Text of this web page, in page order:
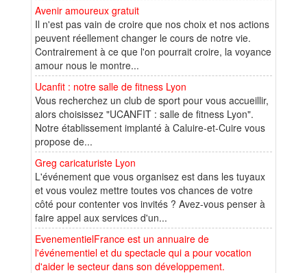
Avenir amoureux gratuit
Il n'est pas vain de croire que nos choix et nos actions
peuvent réellement changer le cours de notre vie.
Contrairement à ce que l'on pourrait croire, la voyance
amour nous le montre...
Ucanfit : notre salle de fitness Lyon
Vous recherchez un club de sport pour vous accueillir,
alors choisissez "UCANFIT : salle de fitness Lyon".
Notre établissement implanté à Caluire-et-Cuire vous
propose de...
Greg caricaturiste Lyon
L'événement que vous organisez est dans les tuyaux
et vous voulez mettre toutes vos chances de votre
côté pour contenter vos invités ? Avez-vous penser à
faire appel aux services d'un...
EvenementielFrance est un annuaire de
l'événementiel et du spectacle qui a pour vocation
d'aider le secteur dans son développement.